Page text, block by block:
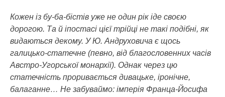
Кожен із бу-ба-бістів уже не один рік іде своєю
дорогою. Та й іпостасі цієї трійці не такі подібні, як
видаються декому. У Ю. Андруховича є щось
галицько-статечне (певно, від благословенних часів
Австро-Угорської монархії). Однак через цю
статечність проривається дивацьке, іронічне,
балаганне… Не забуваймо: імперія Франца-Йосифа